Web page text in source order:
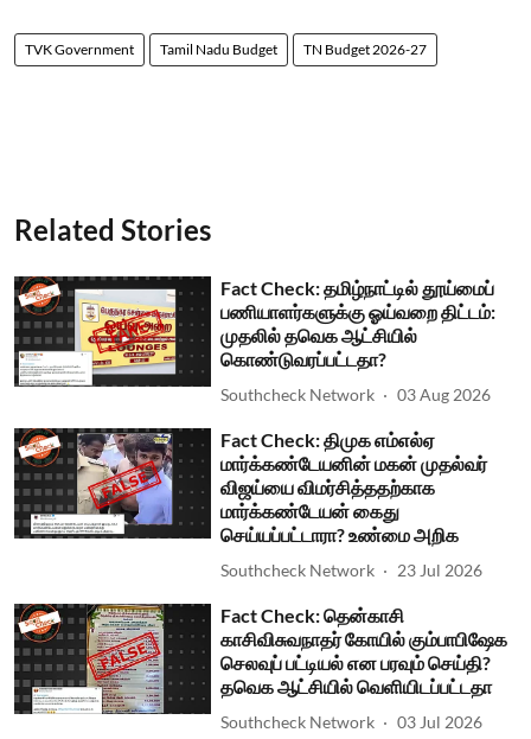
TVK Government Tamil Nadu Budget TN Budget 2026-27
Related Stories
Fact Check: தமிழ்நாட்டில் தூய்மைப்
பணியாளர்களுக்கு ஓய்வறை திட்டம்:
முதலில் தவெக ஆட்சியில்
கொண்டுவரப்பட்டதா?
Southcheck Network 03 Aug 2026
Fact Check: திமுக எம்எல்ஏ
மார்க்கண்டேயனின் மகன் முதல்வர்
விஜய்யை விமர்சித்ததற்காக
மார்க்கண்டேயன் கைது
செய்யப்பட்டாரா? உண்மை அறிக
Southcheck Network 23 Jul 2026
Fact Check: தென்காசி
காசிவிசுவநாதர் கோயில் கும்பாபிஷேக
செலவுப் பட்டியல் என பரவும் செய்தி?
தவெக ஆட்சியில் வெளியிடப்பட்டதா
Southcheck Network 03 Jul 2026